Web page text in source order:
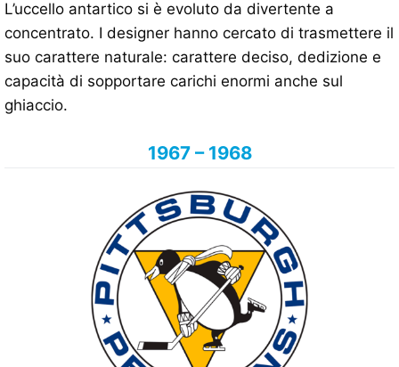
L’uccello antartico si è evoluto da divertente a
concentrato. I designer hanno cercato di trasmettere il
suo carattere naturale: carattere deciso, dedizione e
capacità di sopportare carichi enormi anche sul
ghiaccio.
1967 – 1968